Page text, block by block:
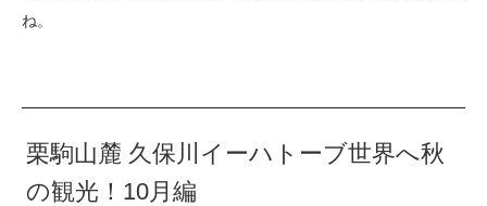
ね。
栗駒山麓 久保川イーハトーブ世界へ秋
の観光！10月編